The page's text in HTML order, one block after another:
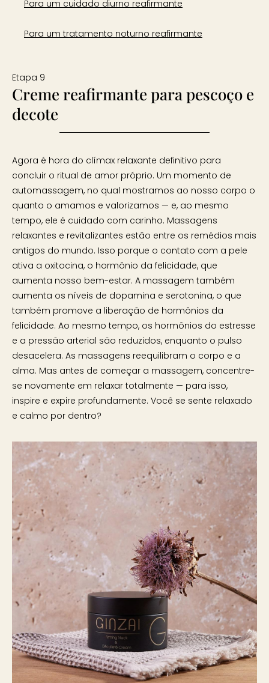
Para um cuidado diurno reafirmante
Para um tratamento noturno reafirmante
Etapa 9
Creme reafirmante para pescoço e
decote
Agora é hora do clímax relaxante definitivo para
concluir o ritual de amor próprio. Um momento de
automassagem, no qual mostramos ao nosso corpo o
quanto o amamos e valorizamos — e, ao mesmo
tempo, ele é cuidado com carinho. Massagens
relaxantes e revitalizantes estão entre os remédios mais
antigos do mundo. Isso porque o contato com a pele
ativa a oxitocina, o hormônio da felicidade, que
aumenta nosso bem-estar. A massagem também
aumenta os níveis de dopamina e serotonina, o que
também promove a liberação de hormônios da
felicidade. Ao mesmo tempo, os hormônios do estresse
e a pressão arterial são reduzidos, enquanto o pulso
desacelera. As massagens reequilibram o corpo e a
alma. Mas antes de começar a massagem, concentre-
se novamente em relaxar totalmente — para isso,
inspire e expire profundamente. Você se sente relaxado
e calmo por dentro?